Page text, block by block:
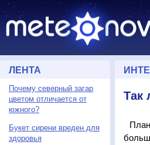
ЛЕНТА
Почему северный загар
цветом отличается от
южного?
Букет сирени вреден для
здоровья
Так